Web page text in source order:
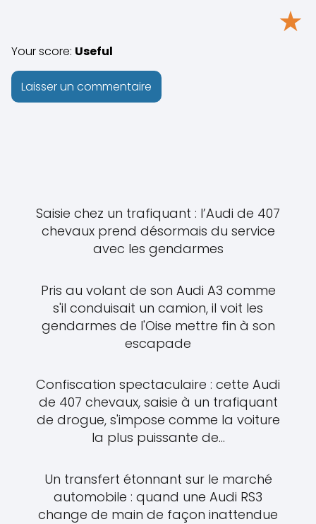
★
Your score: Useful
Saisie chez un trafiquant : l’Audi de 407
chevaux prend désormais du service
avec les gendarmes
Pris au volant de son Audi A3 comme
s'il conduisait un camion, il voit les
gendarmes de l'Oise mettre fin à son
escapade
Confiscation spectaculaire : cette Audi
de 407 chevaux, saisie à un trafiquant
de drogue, s'impose comme la voiture
la plus puissante de...
Un transfert étonnant sur le marché
automobile : quand une Audi RS3
change de main de façon inattendue